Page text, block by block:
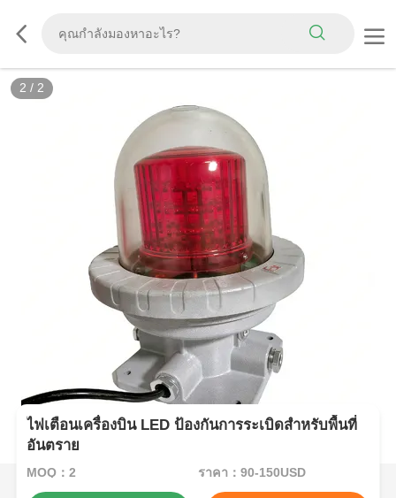
2 / 2
ไฟเตือนเครื่องบิน LED ป้องกันการระเบิดสำหรับพื้นที่
อันตราย
MOQ：2 ราคา：90-150USD